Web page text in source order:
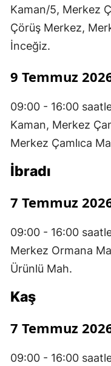
Kaman/5, Merkez
Çörüş Merkez,
İnceğiz.
9 Temmuz
09:00 - 16:00
Kaman, Merkez
Merkez Çamlıca
İbradı
7 Temmuz
09:00 - 16:00
Merkez Ormana
Ürünlü Mah.
Kaş
7 Temmuz
09:00 - 16:00